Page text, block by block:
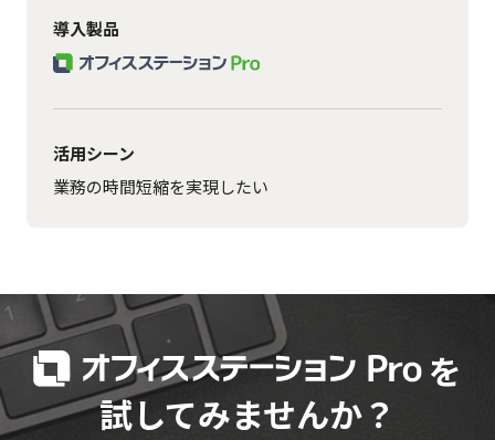
導入製品
活用シーン
業務の時間短縮を実現したい
を
試してみませんか？